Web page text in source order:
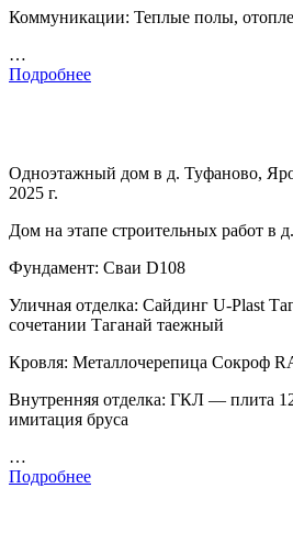
Коммуникации: Теплые полы,
…
Подробнее
Одноэтажный дом в д. Туфаново,
2025 г.
Дом на этапе строительных работ в
Фундамент: Сваи D108
Уличная отделка: Сайдинг U-Plast
сочетании Таганай таежный
Кровля: Металлочерепица Сокроф
Внутренняя отделка: ГКЛ — плита
имитация бруса
…
Подробнее